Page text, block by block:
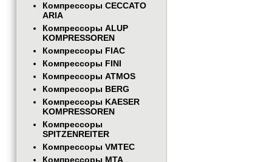
Компрессоры CECCATO
ARIA
Компрессоры ALUP
KOMPRESSOREN
Компрессоры FIAC
Компрессоры FINI
Компрессоры ATMOS
Компрессоры BERG
Компрессоры KAESER
KOMPRESSOREN
Компрессоры
SPITZENREITER
Компрессоры VMTEC
Компрессоры MTA